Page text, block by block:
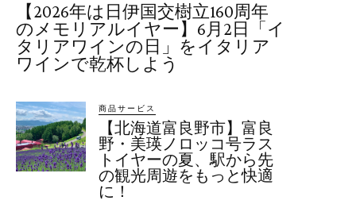
【2026年は日伊国交樹立160周年
のメモリアルイヤー】6月2日「イ
タリアワインの日」をイタリア
ワインで乾杯しよう
商品サービス
【北海道富良野市】富良
野・美瑛ノロッコ号ラス
トイヤーの夏、駅から先
の観光周遊をもっと快適
に！